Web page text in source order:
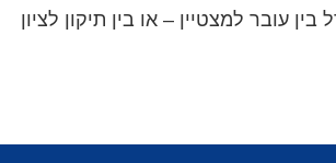
עובר למצטיין – או בין תיקון לציון